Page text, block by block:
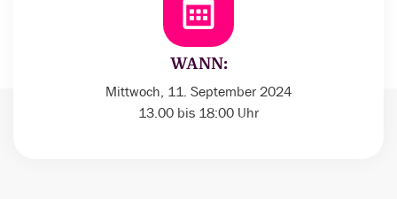
WANN:
Mittwoch, 11. September 2024
13.00 bis 18:00 Uhr